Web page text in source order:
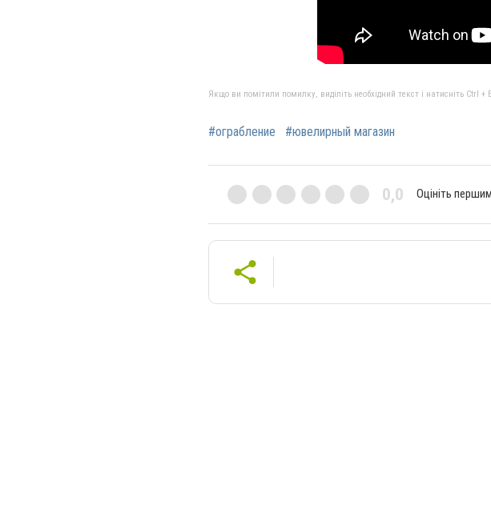
Якщо ви помітили помилку, виділіть необхідний текст і натисніть Ctrl
#ограбление #ювелирный магазин
0,0 Оцініть першим